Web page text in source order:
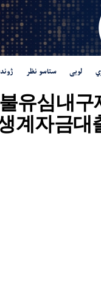
لوبی ستاسو نظر
유심내
계자금대